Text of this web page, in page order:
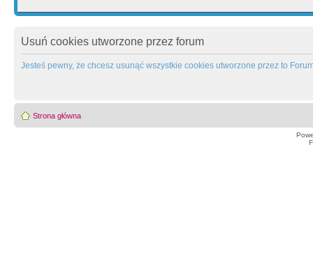
Usuń cookies utworzone przez forum
Jesteś pewny, że chcesz usunąć wszystkie cookies utworzone przez to
Strona główna